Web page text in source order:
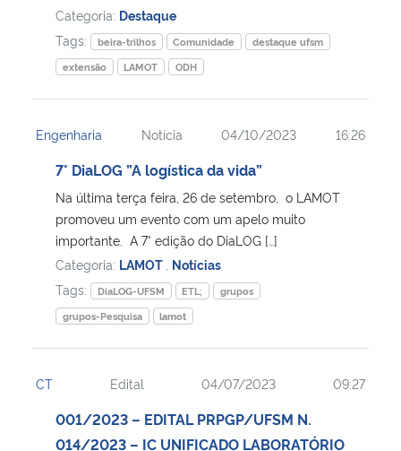
Categoria: Destaque
Tags:
beira-trilhos Comunidade
destaque ufsm
extensão
LAMOT ODH
Engenharia Notícia 04/10/2023 16:26
7° DiaLOG ”A logística da vida”
Na última terça feira, 26 de setembro, o LAMOT
promoveu um evento com um apelo muito
importante. A 7° edição do DiaLOG […]
Categoria: LAMOT Notícias
Tags:
DiaLOG-UFSM ETL;
grupos
grupos-Pesquisa
lamot
CT Edital 04/07/2023 09:27
001/2023 – EDITAL PRPGP/UFSM N.
014/2023 – IC UNIFICADO LABORATÓRIO